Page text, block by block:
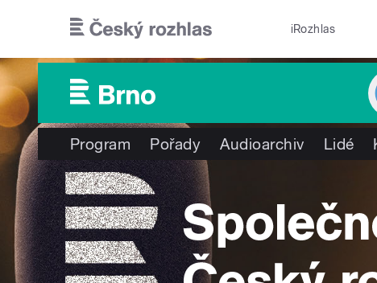
iRozhlas
Program Pořady Audioarchiv Lidé